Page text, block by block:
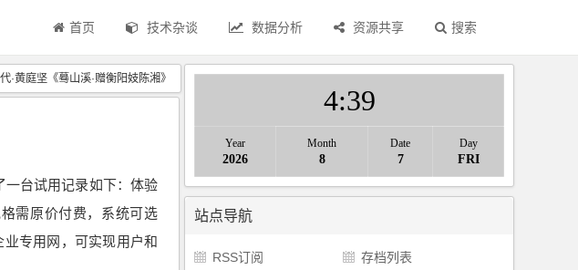
首页 技术杂谈 数据分析 资源共享 搜索
黄庭坚《蓦山溪·赠衡阳妓陈湘》
一台试用记录如下：体验
需原价付费，系统可选
业专用网，可实现用户和
4 39
Year
2026
Month
8
Date
7
Day
FRI
站点导航
RSS订阅
存档列表